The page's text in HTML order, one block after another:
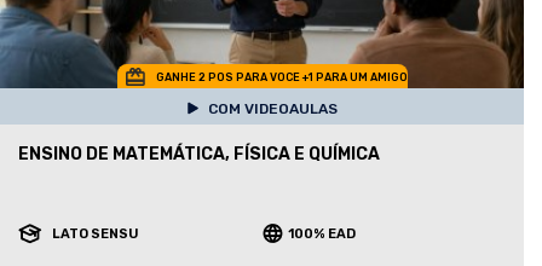
GANHE 2 POS PARA VOCE +1 PARA UM AMIGO
COM VIDEOAULAS
ENSINO DE MATEMÁTICA, FÍSICA E QUÍMICA
LATO SENSU 100% EAD